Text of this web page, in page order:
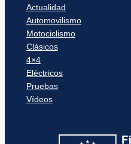
Actualidad
Automovilismo
Motociclismo
Clásicos
4×4
Eléctricos
Pruebas
Vídeos